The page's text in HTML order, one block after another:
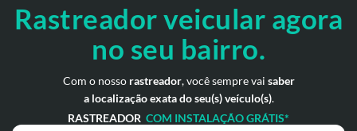
Rastreador veicular agora
no seu bairro.
Com o nosso rastreador, você sempre vai saber
a localização exata do seu(s) veículo(s).
RASTREADOR COM INSTALAÇÃO GRÁTIS*